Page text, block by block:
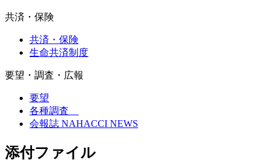
共済・保険
共済・保険
生命共済制度
要望・調査・広報
要望
各種調査
会報誌 NAHACCI NEWS
添付ファイル